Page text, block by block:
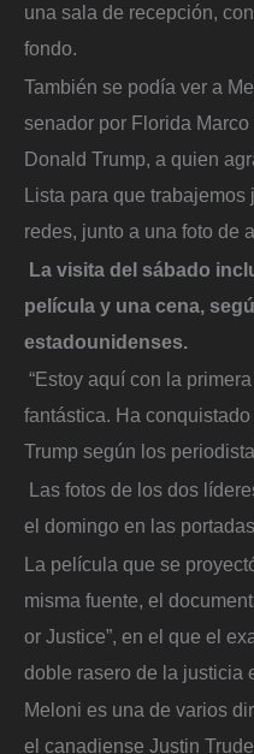
una sala de recepción,
fondo.
También se podía ver a
senador por Florida
Donald Trump, a quien
Lista para que trabajemos
redes, junto a una foto de
La visita del sábado
película y una cena,
estadounidenses.
“Estoy aquí con la
fantástica. Ha
Trump según los
Las fotos de los dos
el domingo en las
La película que se
misma fuente, el
or Justice”, en el que el
doble rasero de la justicia
Meloni es una de varios
el canadiense Justin